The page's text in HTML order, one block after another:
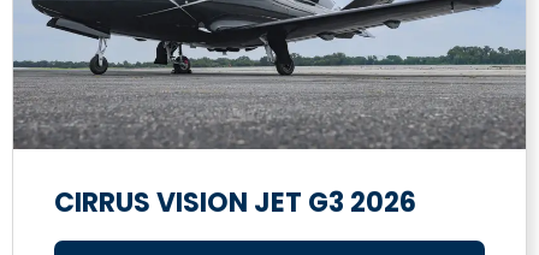
CIRRUS VISION JET G3 2026